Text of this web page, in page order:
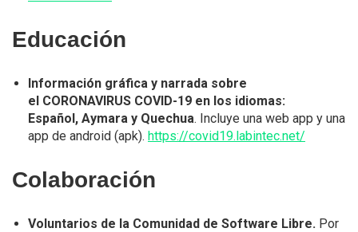
Educación
Información gráfica y narrada sobre
el CORONAVIRUS COVID-19 en los idiomas:
Español, Aymara y Quechua. Incluye una web app y una
app de android (apk). https://covid19.labintec.net/
Colaboración
Voluntarios de la Comunidad de Software Libre. Por